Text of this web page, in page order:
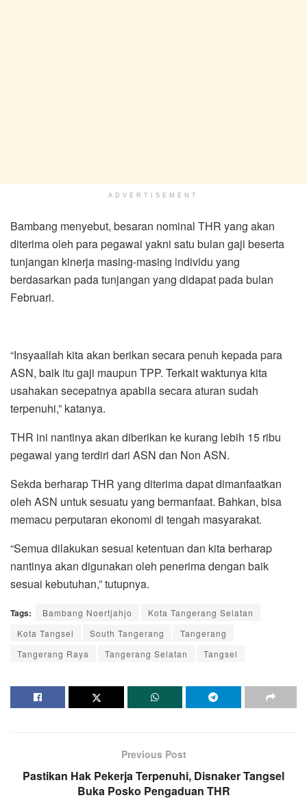
ADVERTISEMENT
Bambang menyebut, besaran nominal THR yang akan
diterima oleh para pegawai yakni satu bulan gaji beserta
tunjangan kinerja masing-masing individu yang
berdasarkan pada tunjangan yang didapat pada bulan
Februari.
“Insyaallah kita akan berikan secara penuh kepada para
ASN, baik itu gaji maupun TPP. Terkait waktunya kita
usahakan secepatnya apabila secara aturan sudah
terpenuhi,” katanya.
THR ini nantinya akan diberikan ke kurang lebih 15 ribu
pegawai yang terdiri dari ASN dan Non ASN.
Sekda berharap THR yang diterima dapat dimanfaatkan
oleh ASN untuk sesuatu yang bermanfaat. Bahkan, bisa
memacu perputaran ekonomi di tengah masyarakat.
“Semua dilakukan sesuai ketentuan dan kita berharap
nantinya akan digunakan oleh penerima dengan baik
sesuai kebutuhan,” tutupnya.
Tags: Bambang Noertjahjo
Kota Tangerang Selatan
Kota Tangsel
South Tangerang
Tangerang
Tangerang Raya
Tangerang Selatan Tangsel
Previous Post
Pastikan Hak Pekerja Terpenuhi, Disnaker Tangsel
Buka Posko Pengaduan THR